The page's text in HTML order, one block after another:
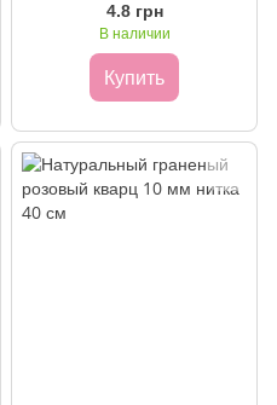
4.8 грн
В наличии
Купить